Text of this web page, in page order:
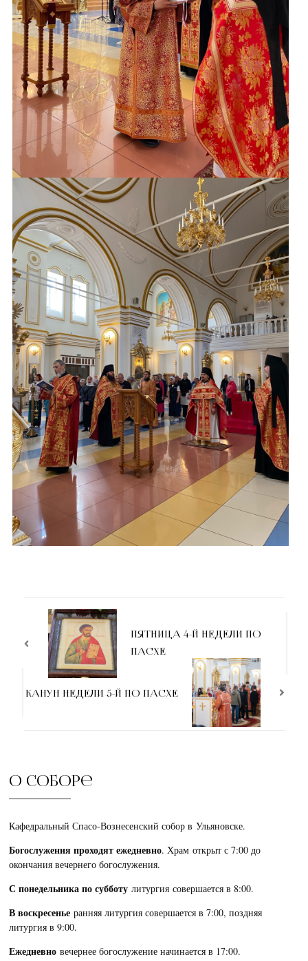
ПЯТНИЦА 4-Й НЕДЕЛИ ПО
ПАСХЕ
КАНУН НЕДЕЛИ 5-Й ПО ПАСХЕ
О соборе
Кафедральный Спасо-Вознесенский собор в Ульяновске.
Богослужения проходят ежедневно. Храм открыт с 7:00 до
окончания вечернего богослужения.
С понедельника по субботулитургия совершается в 8:00.
В воскресеньеранняя литургия совершается в 7:00, поздняя
литургия в 9:00.
Ежедневновечернее богослужение начинается в 17:00.